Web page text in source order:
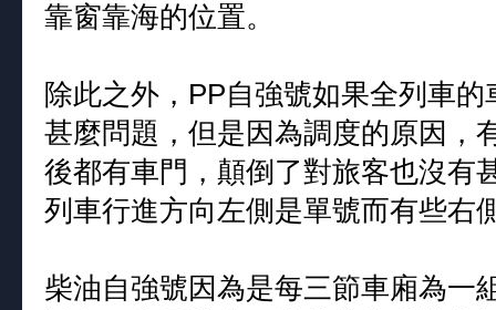
靠窗靠海的位置。
除此之外，PP自強號如果全列車
甚麼問題，但是因為調度的原因，
後都有車門，顛倒了對旅客也沒有
列車行進方向左側是單號而有些右
柴油自強號因為是每三節車廂為一